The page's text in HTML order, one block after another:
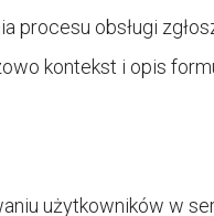
procesu obsługi
kontekst i opis
użytkowników w